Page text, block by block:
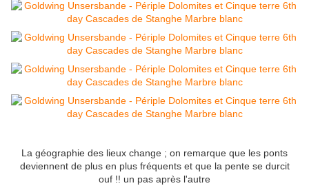
La géographie des lieux change ; on remarque que les ponts
deviennent de plus en plus fréquents et que la pente se durcit
ouf !! un pas après l'autre